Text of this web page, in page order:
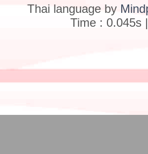
Thai language by
Time : 0.045s